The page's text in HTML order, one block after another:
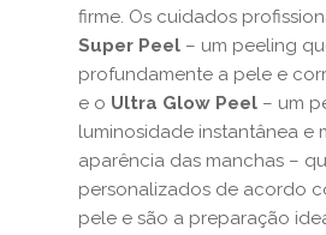
firme. Os cuidados
Super Peel – um peeling
profundamente a pele e
e o Ultra Glow Peel – um
luminosidade instantânea e
aparência das manchas –
personalizados de acordo
pele e são a preparação